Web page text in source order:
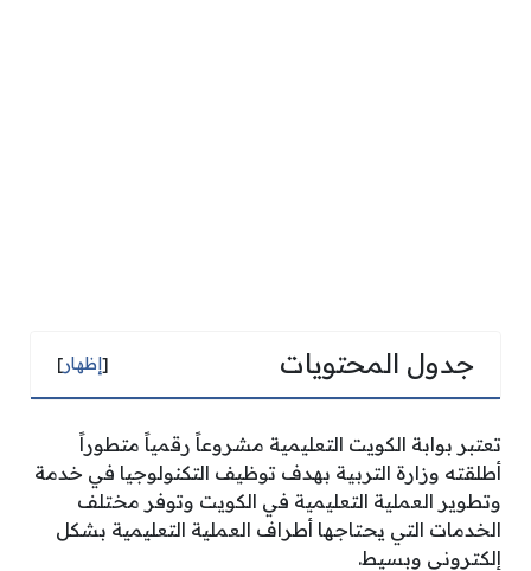
جدول المحتويات [إظهار]
تعتبر بوابة الكويت التعليمية مشروعاً رقمياً متطوراً
أطلقته وزارة التربية بهدف توظيف التكنولوجيا في خدمة
وتطوير العملية التعليمية في الكويت وتوفر مختلف
الخدمات التي يحتاجها أطراف العملية التعليمية بشكل
إلكتروني وبسيط.